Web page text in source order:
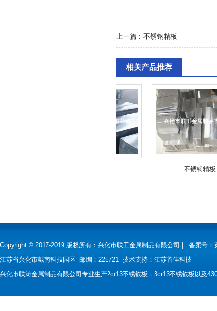
上一篇： 不锈钢精板
相关产品推荐
不锈钢精板
Copyright © 2017-2019 版权所有：兴化市联工金属制品有限公司 | 备案号：
江苏省兴化市戴南科技园区 邮编：225721 技术支持： 江苏首佳科技
兴化市联涛金属制品有限公司专业生产2cr13不锈铁板，3cr13不锈铁板以及